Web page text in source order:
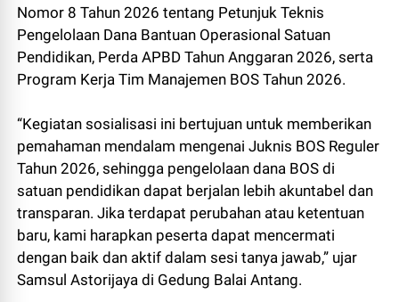
Nomor 8 Tahun 2026 tentang Petunjuk Teknis
Pengelolaan Dana Bantuan Operasional Satuan
Pendidikan, Perda APBD Tahun Anggaran 2026, serta
Program Kerja Tim Manajemen BOS Tahun 2026.
“Kegiatan sosialisasi ini bertujuan untuk memberikan
pemahaman mendalam mengenai Juknis BOS Reguler
Tahun 2026, sehingga pengelolaan dana BOS di
satuan pendidikan dapat berjalan lebih akuntabel dan
transparan. Jika terdapat perubahan atau ketentuan
baru, kami harapkan peserta dapat mencermati
dengan baik dan aktif dalam sesi tanya jawab,” ujar
Samsul Astorijaya di Gedung Balai Antang.